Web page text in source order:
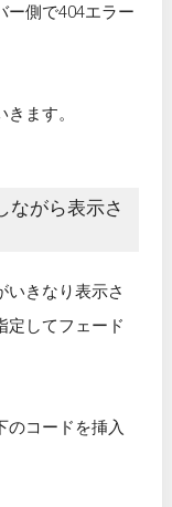
ー側で404エラー
ます。
ながら表示さ
いきなり表示さ
定してフェード
のコードを挿入